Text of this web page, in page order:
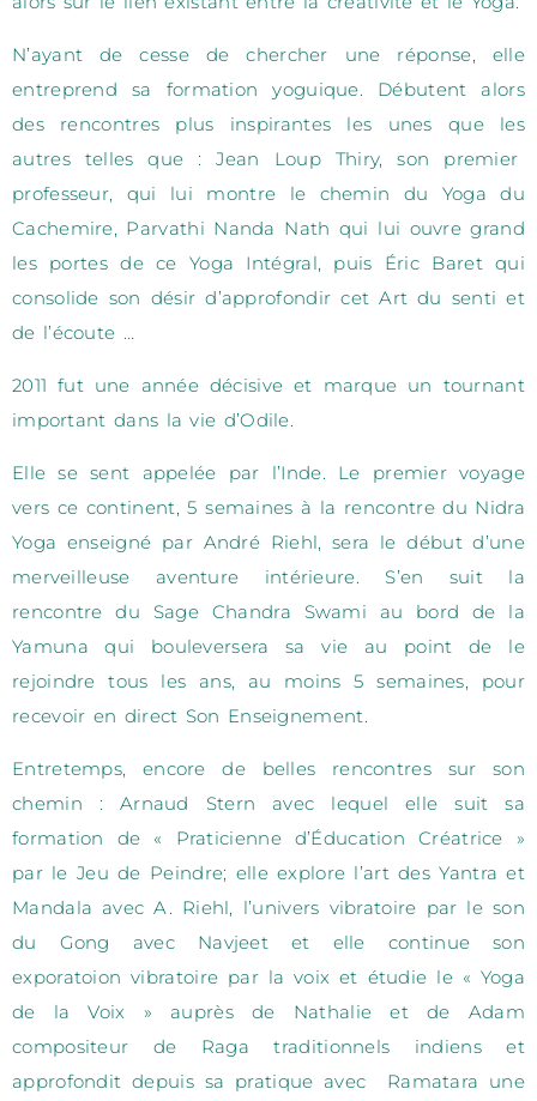
N’ayant de cesse de chercher une réponse, elle
entreprend sa formation yoguique. Débutent alors
des rencontres plus inspirantes les unes que les
autres telles que : Jean Loup Thiry, son premier
professeur, qui lui montre le chemin du Yoga du
Cachemire, Parvathi Nanda Nath qui lui ouvre grand
les portes de ce Yoga Intégral, puis Éric Baret qui
consolide son désir d’approfondir cet Art du senti et
de l’écoute …
2011 fut une année décisive et marque un tournant
important dans la vie d’Odile.
Elle se sent appelée par l’Inde. Le premier voyage
vers ce continent, 5 semaines à la rencontre du Nidra
Yoga enseigné par André Riehl, sera le début d’une
merveilleuse aventure intérieure. S’en suit la
rencontre du Sage Chandra Swami au bord de la
Yamuna qui bouleversera sa vie au point de le
rejoindre tous les ans, au moins 5 semaines, pour
recevoir en direct Son Enseignement.
Entretemps, encore de belles rencontres sur son
chemin : Arnaud Stern avec lequel elle suit sa
formation de « Praticienne d’Éducation Créatrice »
par le Jeu de Peindre; elle explore l’art des Yantra et
Mandala avec A. Riehl, l’univers vibratoire par le son
du Gong avec Navjeet et elle continue son
exporatoion vibratoire par la voix et étudie le « Yoga
de la Voix » auprès de Nathalie et de Adam
compositeur de Raga traditionnels indiens et
approfondit depuis sa pratique avec Ramatara une